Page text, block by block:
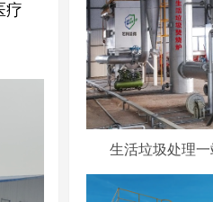
疗
生活垃圾处理